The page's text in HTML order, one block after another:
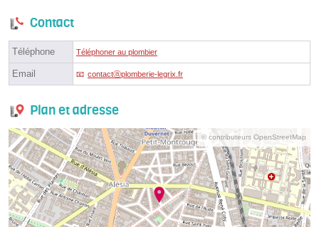
Contact
Téléphone Téléphoner au plombier
Email contactⓐplomberie-legrix.fr
Plan et adresse
© contributeurs OpenStreetMap